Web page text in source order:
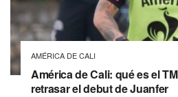
AMÉRICA DE CALI
América de Cali: qué es el
retrasar el debut de Juanfer